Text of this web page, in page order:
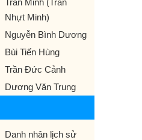
Trần Minh (Trần
Nhựt Minh)
Nguyễn Bình Dương
Bùi Tiến Hùng
Trần Đức Cảnh
Dương Văn Trung
Danh nhân lịch sử